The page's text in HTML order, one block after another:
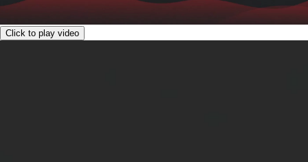
Click to play video